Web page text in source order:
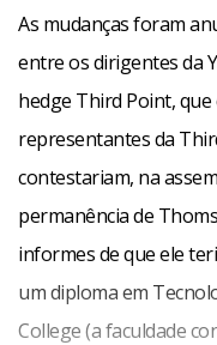
As mudanças foram
entre os dirigentes da
hedge Third Point, que
representantes da
contestariam, na
permanência de
informes de que ele
um diploma em
College (a faculdade